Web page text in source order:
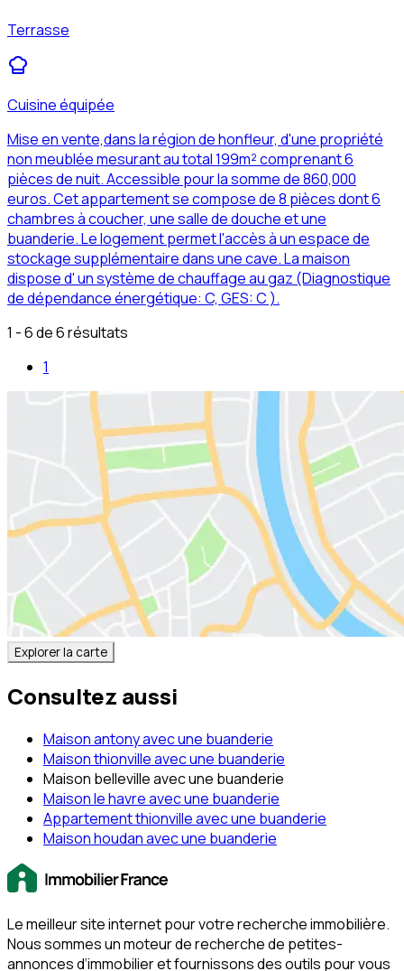
Terrasse
Cuisine équipée
Mise en vente,dans la région de honfleur, d'une propriété
non meublée mesurant au total 199m² comprenant 6
pièces de nuit. Accessible pour la somme de 860,000
euros. Cet appartement se compose de 8 pièces dont 6
chambres à coucher, une salle de douche et une
buanderie. Le logement permet l'accès à un espace de
stockage supplémentaire dans une cave. La maison
dispose d' un système de chauffage au gaz (Diagnostique
de dépendance énergétique: C, GES: C ).
1 - 6 de 6 résultats
1
Explorer la carte
Consultez aussi
Maison antony avec une buanderie
Maison thionville avec une buanderie
Maison belleville avec une buanderie
Maison le havre avec une buanderie
Appartement thionville avec une buanderie
Maison houdan avec une buanderie
Le meilleur site internet pour votre recherche immobilière.
Nous sommes un moteur de recherche de petites-
annonces d‘immobilier et fournissons des outils pour vous